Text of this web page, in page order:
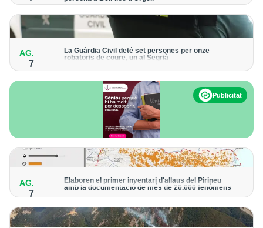
forma progressiva
AG.
7
La Guàrdia Civil deté set persones per onze
robatoris de coure, un al Segrià
Publicitat
AG.
7
Elaboren el primer inventari d'allaus del Pirineu
amb la documentació de més de 20.000 fenòmens
Obra de l'Institut Cartogràfic i Geològic de Catalunya, amb